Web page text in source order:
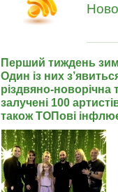
Перший тиждень
Один із них
різдвяно-новорічна
залучені 100
також ТОПові